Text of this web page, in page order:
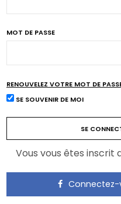
Elisabeth De Greef
Les probiotiques sont
être réellement utiles en pratique,
MOT DE PASSE
RENOUVELEZ VOTRE MOT DE
SE SOUVENIR DE MOI
Vous vous êtes inscrit
Connectez-